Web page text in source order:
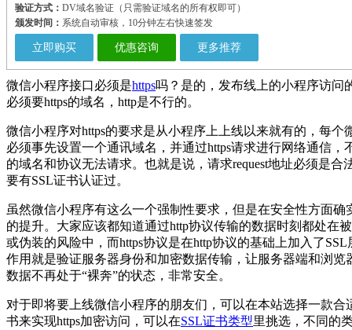
验证方式： DV域名验证（只需验证域名的所有权即可）
颁发时间： 系统自动审核，10分钟左右快速签发
立即购买 优惠咨询 更多推荐
微信小程序接口必须是https吗？是的，发布线上的小程序访问
必须要https的域名，http是不行的。
微信小程序对https的要求是从小程序上上线以来就有的，每个
必须事先设置一个通讯域名，并通过https请求进行网络通信，
的域名和协议无法请求。也就是说，请求request地址必须是合
要有SSL证书认证过。
虽然微信小程序有这么一个强制性要求，但是在安全性方面确
的提升。大家应该都知道通过http协议传输的数据时刻都处在
或伪装的风险中，而https协议是在http协议的基础上加入了SSL
作用就是验证服务器身份和加密数据传输，让服务器端和浏览
数据不再处于“裸奔”的状态，非常安全。
对于即将要上线微信小程序的朋友们，可以在本站选择一款合
书来实现https加密访问，可以在SSL证书类型里挑选，不同的